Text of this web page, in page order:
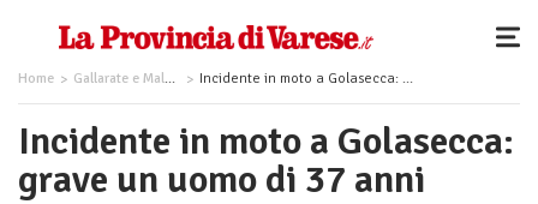
Home Gallarate e Malpensa Incidente in moto a Golasecca: grave un uomo di 37 anni
Incidente in moto a Golasecca:
grave un uomo di 37 anni